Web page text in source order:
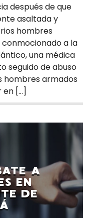
después de que
asaltada y
hombres
conmocionado a la
una médica
seguido de abuso
hombres armados
en […]
A
EN
DE